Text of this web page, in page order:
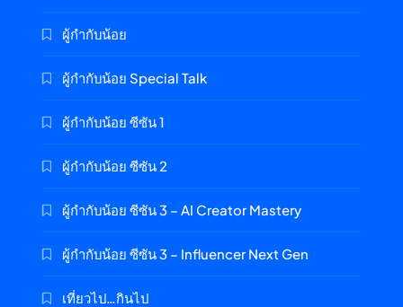
ผู้กำกับน้อย
ผู้กำกับน้อย Special Talk
ผู้กำกับน้อย ซีซัน 1
ผู้กำกับน้อย ซีซัน 2
ผู้กำกับน้อย ซีซัน 3 – AI Creator Mastery
ผู้กำกับน้อย ซีซัน 3 – Influencer Next Gen
เที่ยวไป…กินไป